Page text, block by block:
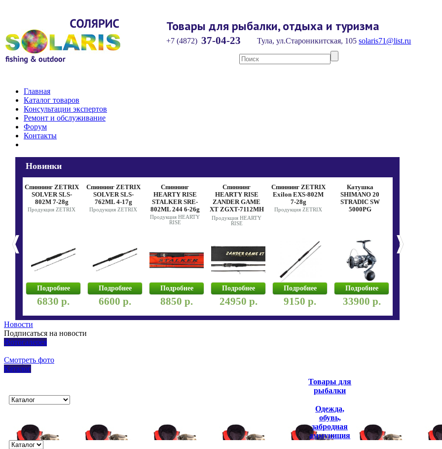
Товары для рыбалки, отдыха и туризма
+7 (4872) 37-04-23 Тула, ул.Староникитская, 105solaris71@list.ru
Главная
Каталог товаров
Консультации экспертов
Ремонт и обслуживание
Форум
Контакты
Новинки
Спиннинг ZETRIX
SOLVER SLS-
802M 7-28g
Продукция ZETRIX
Подробнее
6830 р.
Спиннинг ZETRIX
SOLVER SLS-
762ML 4-17g
Продукция ZETRIX
Подробнее
6600 р.
Спиннинг
HEARTY RISE
STALKER SRE-
802ML 244 6-26g
Продукция HEARTY
RISE
Подробнее
8850 р.
Спиннинг
HEARTY RISE
ZANDER GAME
XT ZGXT-7112MH
242 14-60g
Продукция HEARTY
RISE
Подробнее
24950 р.
Спиннинг ZETRIX
Exilon EXS-802M
7-28g
Продукция ZETRIX
Подробнее
9150 р.
Катушка
SHIMANO 20
STRADIC SW
5000PG
Подробнее
33900 р.
Новости
Подписаться на новости
Фотогалерея
Смотреть фото
Каталог
Товары для
рыбалки
Одежда,
обувь,
забродная
аммуниция